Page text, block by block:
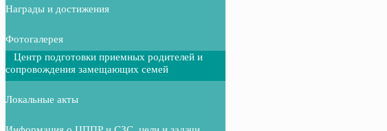
Награды и достижения
Фотогалерея
Центр подготовки приемных родителей и
сопровождения замещающих семей
Локальные акты